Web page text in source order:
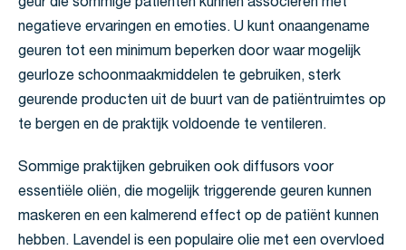
geur die sommige patiënten kunnen associëren met
negatieve ervaringen en emoties. U kunt onaangename
geuren tot een minimum beperken door waar mogelijk
geurloze schoonmaakmiddelen te gebruiken, sterk
geurende producten uit de buurt van de patiëntruimtes op
te bergen en de praktijk voldoende te ventileren.
Sommige praktijken gebruiken ook diffusors voor
essentiële oliën, die mogelijk triggerende geuren kunnen
maskeren en een kalmerend effect op de patiënt kunnen
hebben. Lavendel is een populaire olie met een overvloed